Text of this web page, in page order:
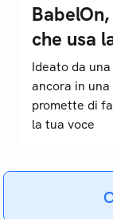
che usa
Ideato da
ancora in
promette di
la tua voce